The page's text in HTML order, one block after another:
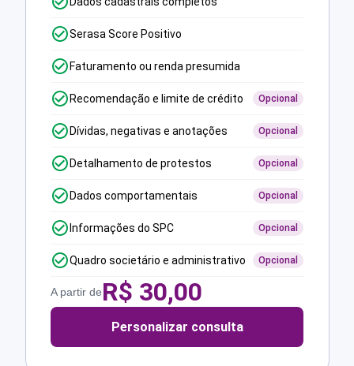
Serasa Score Positivo
Faturamento ou renda presumida
Recomendação e limite de crédito Opcional
Dívidas, negativas e anotações Opcional
Detalhamento de protestos Opcional
Dados comportamentais Opcional
Informações do SPC Opcional
Quadro societário e administrativo Opcional
A partir deR$ 30,00
Personalizar consulta